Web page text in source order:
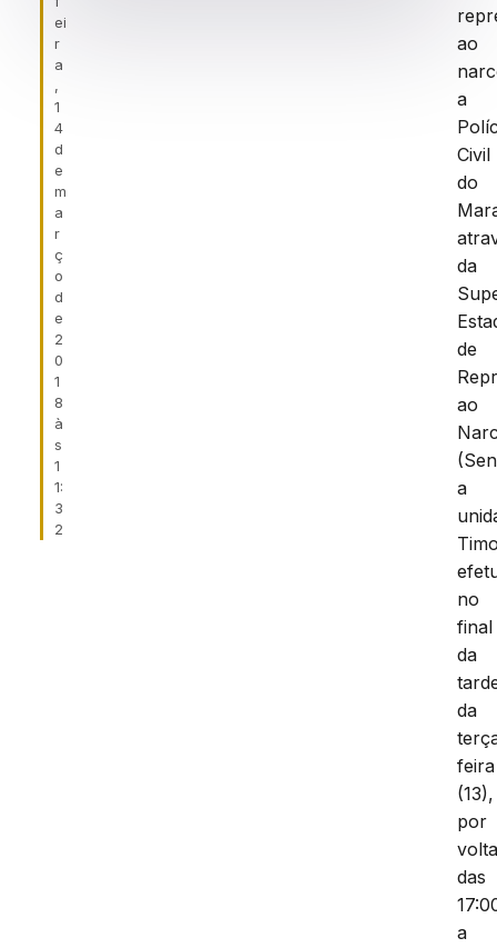
ei
r
a
,
1
4
d
e
m
a
r
ç
o
d
e
2
0
1
8
à
s
1
1:
3
2
ao
a
Civil
do
da
de
ao
a
no
final
da
da
feira
(13),
por
das
a